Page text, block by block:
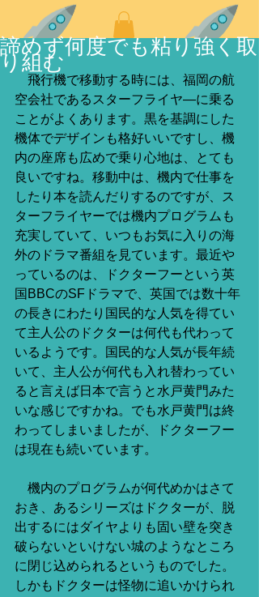
諦めず何度でも粘り強く取
り組む
飛行機で移動する時には、福岡の航
空会社であるスターフライヤ―に乗る
ことがよくあります。黒を基調にした
機体でデザインも格好いいですし、機
内の座席も広めで乗り心地は、とても
良いですね。移動中は、機内で仕事を
したり本を読んだりするのですが、ス
ターフライヤーでは機内プログラムも
充実していて、いつもお気に入りの海
外のドラマ番組を見ています。最近や
っているのは、ドクターフーという英
国BBCのSFドラマで、英国では数十年
の長きにわたり国民的な人気を得てい
て主人公のドクターは何代も代わって
いるようです。国民的な人気が長年続
いて、主人公が何代も入れ替わってい
ると言えば日本で言うと水戸黄門みた
いな感じですかね。でも水戸黄門は終
わってしまいましたが、ドクターフー
は現在も続いています。
機内のプログラムが何代めかはさて
おき、あるシリーズはドクターが、脱
出するにはダイヤよりも固い壁を突き
破らないといけない城のようなところ
に閉じ込められるというものでした。
しかもドクターは怪物に追いかけられ